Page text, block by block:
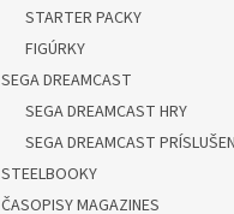
STARTER PACKY
FIGÚRKY
SEGA DREAMCAST
SEGA DREAMCAST HRY
SEGA DREAMCAST
STEELBOOKY
ČASOPISY MAGAZINES